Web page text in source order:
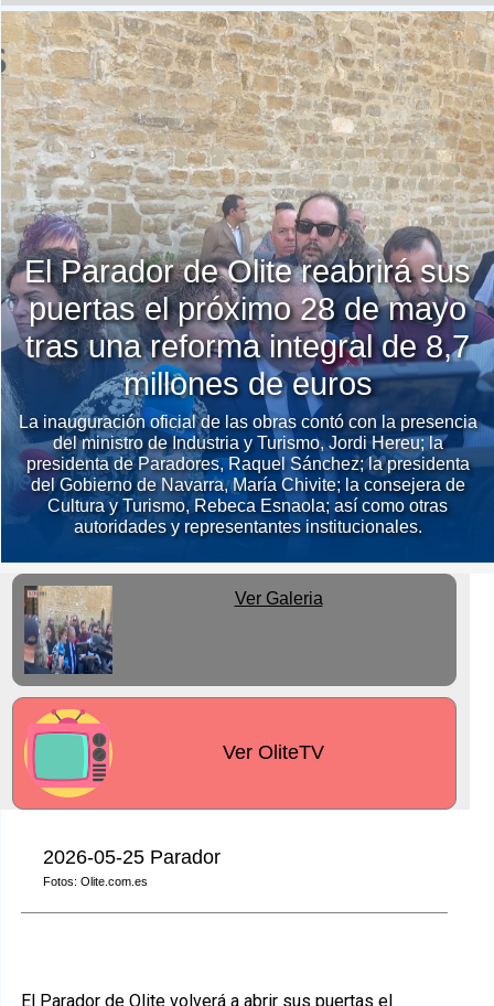
El Parador de Olite reabrirá sus
puertas el próximo 28 de mayo
tras una reforma integral de 8,7
millones de euros
La inauguración oficial de las obras contó con la presencia
del ministro de Industria y Turismo, Jordi Hereu; la
presidenta de Paradores, Raquel Sánchez; la presidenta
del Gobierno de Navarra, María Chivite; la consejera de
Cultura y Turismo, Rebeca Esnaola; así como otras
autoridades y representantes institucionales.
Ver Galeria
Ver OliteTV
2026-05-25 Parador
Fotos: Olite.com.es
El Parador de Olite volverá a abrir sus puertas el